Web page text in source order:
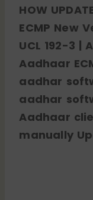
HOW
ECMP New
UCL 192-3 |
Aadhaar
aadhar
aadhar
Aadhaar
manually